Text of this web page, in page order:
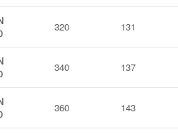
320 131
340 137
360 143